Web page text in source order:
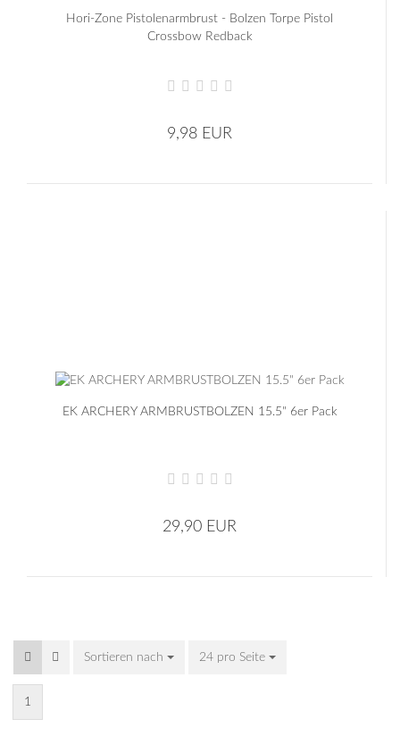
Hori-Zone Pistolenarmbrust - Bolzen Torpe Pistol
Crossbow Redback
9,98 EUR
EK ARCHERY ARMBRUSTBOLZEN 15.5" 6er Pack
29,90 EUR
Sortieren nach 24 pro Seite
1